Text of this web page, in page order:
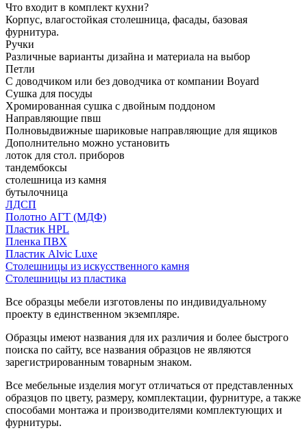
Что входит в комплект кухни?
Корпус, влагостойкая столешница, фасады, базовая
фурнитура.
Ручки
Различные варианты дизайна и материала на выбор
Петли
С доводчиком или без доводчика от компании Boyard
Сушка для посуды
Хромированная сушка с двойным поддоном
Направляющие пвш
Полновыдвижные шариковые направляющие для ящиков
Дополнительно можно установить
лоток для стол. приборов
тандембоксы
столешница из камня
бутылочница
ЛДСП
Полотно АГТ (МДФ)
Пластик HPL
Пленка ПВХ
Пластик Alvic Luxe
Столешницы из искусственного камня
Столешницы из пластика
Все образцы мебели изготовлены по индивидуальному
проекту в единственном экземпляре.
Образцы имеют названия для их различия и более быстрого
поиска по сайту, все названия образцов не являются
зарегистрированным товарным знаком.
Все мебельные изделия могут отличаться от представленных
образцов по цвету, размеру, комплектации, фурнитуре, а также
способами монтажа и производителями комплектующих и
фурнитуры.